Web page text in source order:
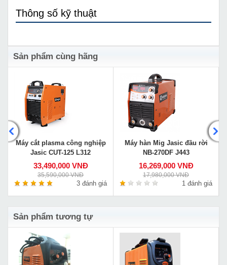
Thông số kỹ thuật
Sản phẩm cùng hãng
Máy cắt plasma công nghiệp
Jasic CUT-125 L312
33,490,000 VNĐ
35,590,000 VNĐ
3 đánh giá
Máy hàn Mig Jasic đầu rời
NB-270DF J443
16,269,000 VNĐ
17,980,000 VNĐ
1 đánh giá
Sản phẩm tương tự